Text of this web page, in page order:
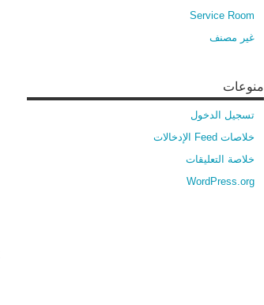
Service Room
غير مصنف
منوعات
تسجيل الدخول
خلاصات Feed الإدخالات
خلاصة التعليقات
WordPress.org